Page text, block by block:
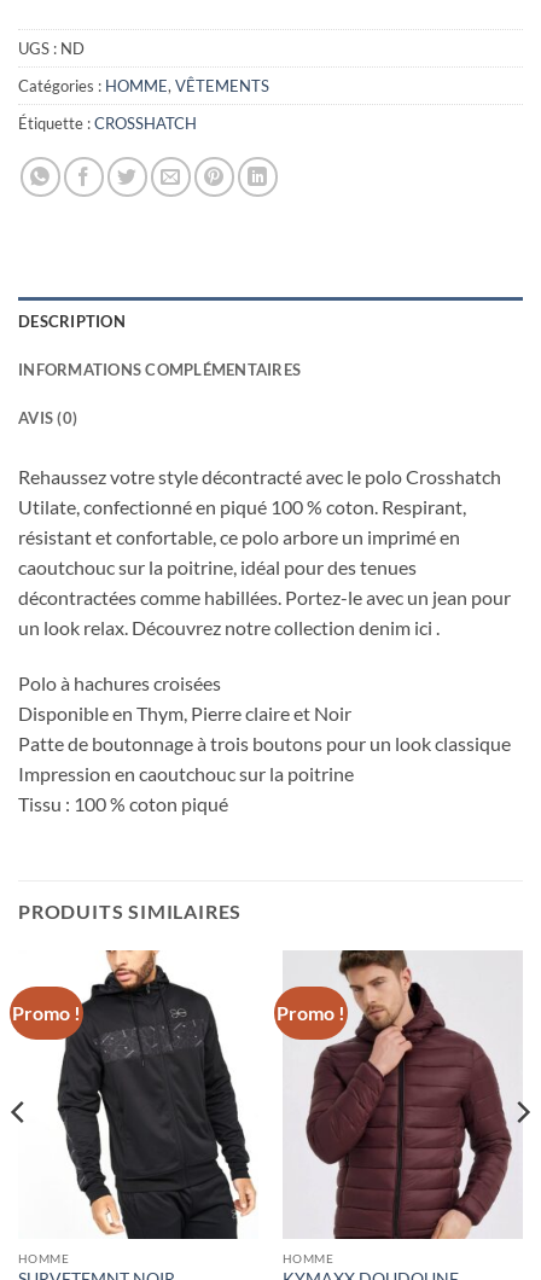
UGS : ND
Catégories : HOMME,VÊTEMENTS
Étiquette :CROSSHATCH
DESCRIPTION
INFORMATIONS COMPLÉMENTAIRES
AVIS (0)
Rehaussez votre style décontracté avec le polo Crosshatch
Utilate, confectionné en piqué 100 % coton. Respirant,
résistant et confortable, ce polo arbore un imprimé en
caoutchouc sur la poitrine, idéal pour des tenues
décontractées comme habillées. Portez-le avec un jean pour
un look relax. Découvrez notre collection denim ici .
Polo à hachures croisées
Disponible en Thym, Pierre claire et Noir
Patte de boutonnage à trois boutons pour un look classique
Impression en caoutchouc sur la poitrine
Tissu : 100 % coton piqué
PRODUITS SIMILAIRES
Promo !
HOMME
Promo !
HOMME